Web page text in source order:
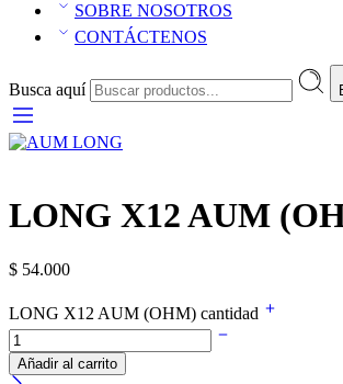
SOBRE NOSOTROS
CONTÁCTENOS
Busca aquí
LONG X12 AUM
$ 54.000
LONG X12 AUM (OHM) cantidad
Añadir al carrito